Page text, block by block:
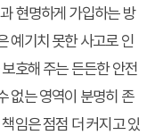
현명하게 가입하는 방
예기치 못한 사고로 인
호해 주는 든든한 안전
없는 영역이 분명히 존
임은 점점 더 커지고 있